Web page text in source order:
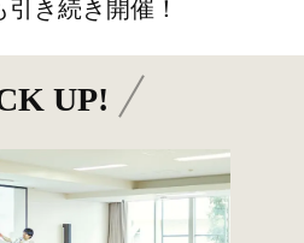
き続き開催！
UP!